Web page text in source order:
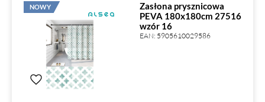
NOWY
Zasłona prysznicowa
PEVA 180x180cm 27516
wzór 16
EAN: 5905610029586